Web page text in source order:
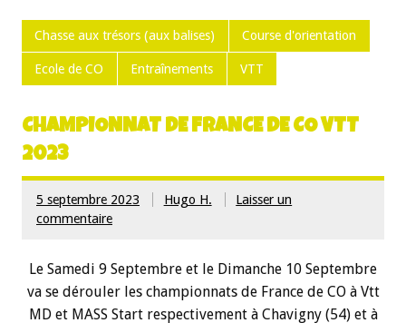
Chasse aux trésors (aux balises) Course d'orientation
Ecole de CO Entraînements VTT
CHAMPIONNAT DE FRANCE DE CO VTT
2023
5 septembre 2023 Hugo H.
Laisser un
commentaire
Le Samedi 9 Septembre et le Dimanche 10 Septembre
va se dérouler les championnats de France de CO à Vtt
MD et MASS Start respectivement à Chavigny (54) et à